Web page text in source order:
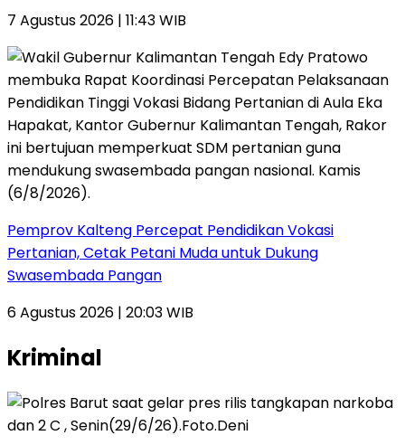
7 Agustus 2026 | 11:43 WIB
Pemprov Kalteng Percepat Pendidikan Vokasi
Pertanian, Cetak Petani Muda untuk Dukung
Swasembada Pangan
6 Agustus 2026 | 20:03 WIB
Kriminal